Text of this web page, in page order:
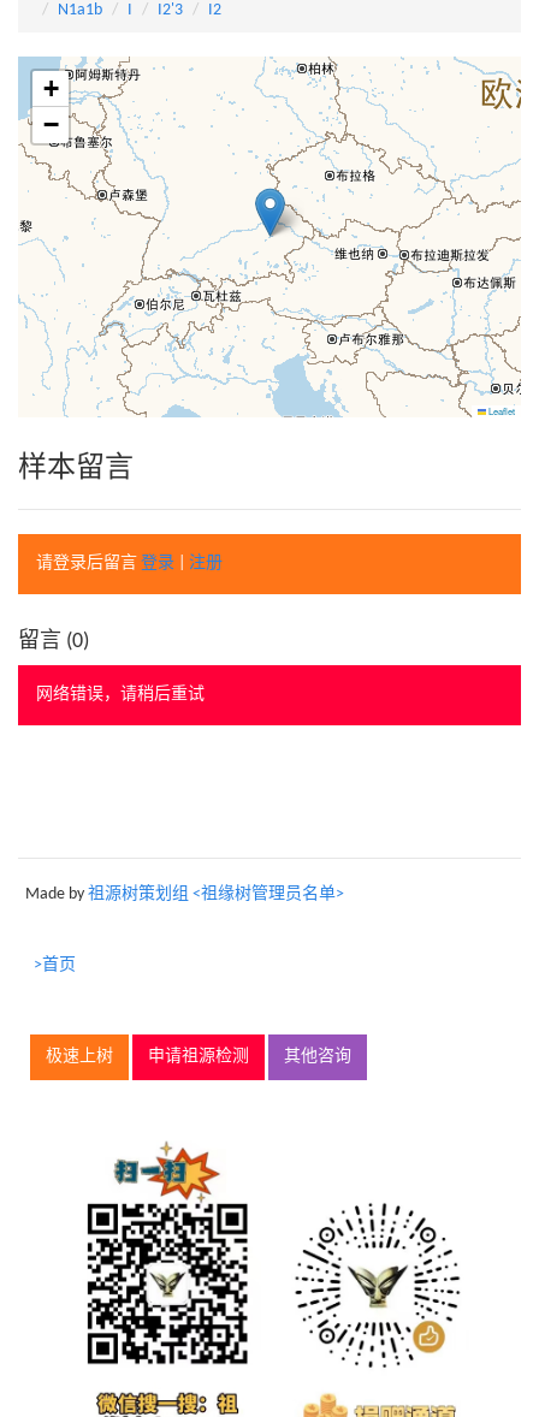
N1a1b
I I2'3 I2
+
−
Leaflet
样本留言
请登录后留言 登录 注册
留言 (0)
网络错误，请稍后重试
Made by 祖源树策划组 <祖缘树管理员名单>
>首页
极速上树 申请祖源检测 其他咨询